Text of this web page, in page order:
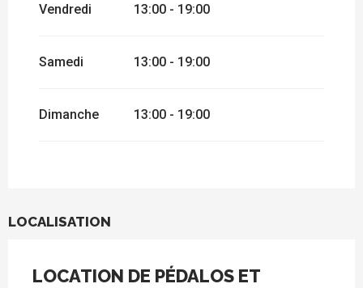
Vendredi 13:00 - 19:00
Samedi 13:00 - 19:00
Dimanche 13:00 - 19:00
LOCALISATION
LOCATION DE PÉDALOS ET